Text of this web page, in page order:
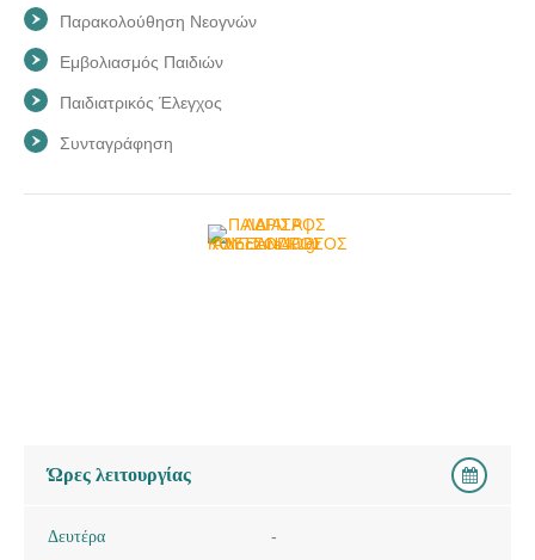
Παρακολούθηση Νεογνών
Eμβολιασμός Παιδιών
Παιδιατρικός Έλεγχος
Συνταγράφηση
Ώρες λειτουργίας
Δευτέρα
-